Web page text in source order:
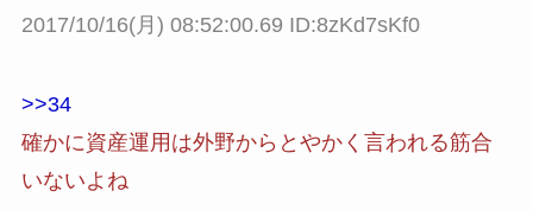
2017/10/16(月) 08:52:00.69 ID:8zKd7sKf0
>>34
確かに資産運用は外野からとやかく言われる筋合
いないよね